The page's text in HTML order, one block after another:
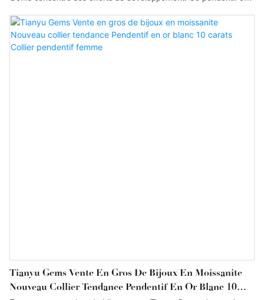
personnalisés de Tianyu Gems peuvent concevoir des colliers sur
mesure pour répondre aux goûts et au budget de chacun.
Tianyu Gems Vente En Gros De Bijoux En Moissanite
Nouveau Collier Tendance Pendentif En Or Blanc 10